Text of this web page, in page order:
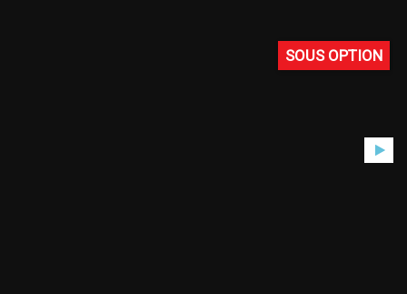
SOUS OPTION